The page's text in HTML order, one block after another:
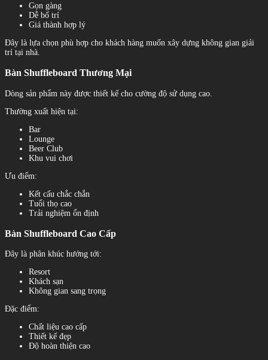
Gọn gàng
Dễ bố trí
Giá thành hợp lý
Đây là lựa chọn phù hợp cho khách hàng muốn xây dựng không gian giải
trí tại nhà.
Bàn Shuffleboard Thương Mại
Dòng sản phẩm này được thiết kế cho cường độ sử dụng cao.
Thường xuất hiện tại:
Bar
Lounge
Beer Club
Khu vui chơi
Ưu điểm:
Kết cấu chắc chắn
Tuổi thọ cao
Trải nghiệm ổn định
Bàn Shuffleboard Cao Cấp
Đây là phân khúc hướng tới:
Resort
Khách sạn
Không gian sang trọng
Đặc điểm:
Chất liệu cao cấp
Thiết kế đẹp
Độ hoàn thiện cao